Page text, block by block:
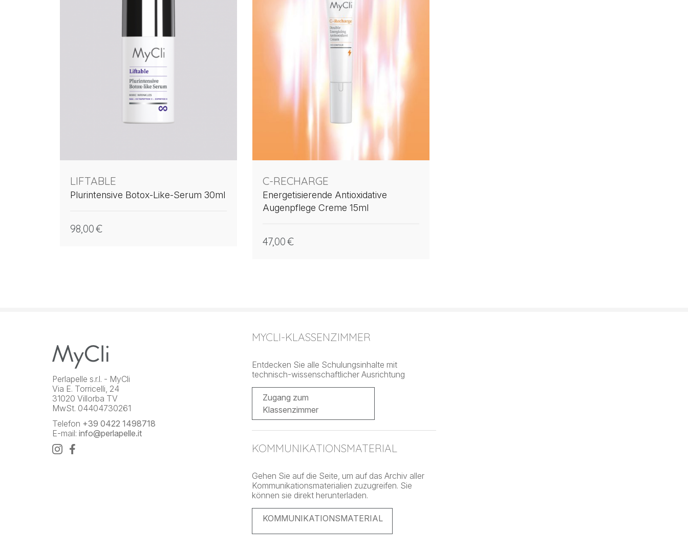
LIFTABLE
Plurintensive Botox-Like-Serum 30ml
98,00€
C-RECHARGE
Energetisierende Antioxidative
Augenpflege Creme 15ml
47,00€
Perlapelle s.r.l. - MyCli
Via E. Torricelli, 24
31020 Villorba TV
MwSt. 04404730261
Telefon +39 0422 1498718
E-mail: info@perlapelle.it
MYCLI-KLASSENZIMMER
Entdecken Sie alle Schulungsinhalte mit
technisch-wissenschaftlicher Ausrichtung
Zugang zum
Klassenzimmer
KOMMUNIKATIONSMATERIAL
Gehen Sie auf die Seite, um auf das Archiv aller
Kommunikationsmaterialien zuzugreifen. Sie
können sie direkt herunterladen.
KOMMUNIKATIONSMATERIAL